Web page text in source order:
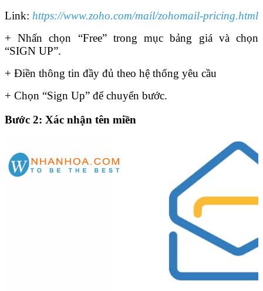
Link: https://www.zoho.com/mail/zohomail-pricing.html
+ Nhấn chọn “Free” trong mục bảng giá và chọn
“SIGN UP”.
+ Điền thông tin đầy đủ theo hệ thống yêu cầu
+ Chọn “Sign Up” để chuyển bước.
Bước 2: Xác nhận tên miền